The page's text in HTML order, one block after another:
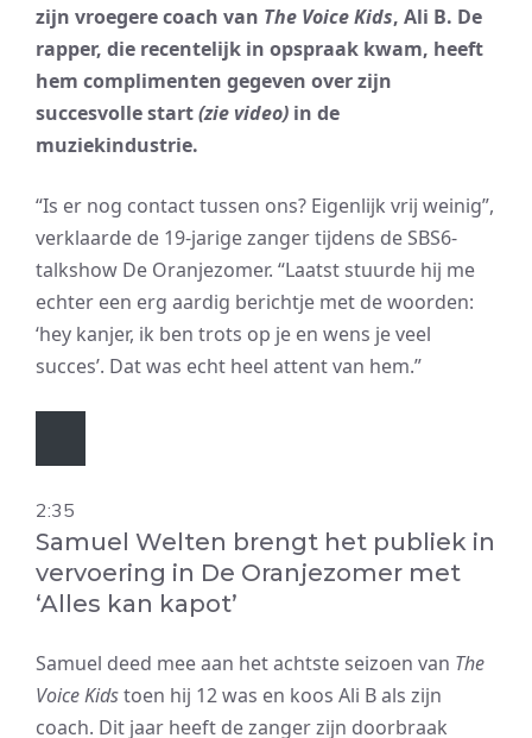
zijn vroegere coach van The Voice Kids, Ali B. De
rapper, die recentelijk in opspraak kwam, heeft
hem complimenten gegeven over zijn
succesvolle start(zie video) in de
muziekindustrie.
“Is er nog contact tussen ons? Eigenlijk vrij weinig”,
verklaarde de 19-jarige zanger tijdens de SBS6-
talkshow De Oranjezomer. “Laatst stuurde hij me
echter een erg aardig berichtje met de woorden:
‘hey kanjer, ik ben trots op je en wens je veel
succes’. Dat was echt heel attent van hem.”
2:35
Samuel Welten brengt het publiek in
vervoering in De Oranjezomer met
‘Alles kan kapot’
Samuel deed mee aan het achtste seizoen van The
Voice Kidstoen hij 12 was en koos Ali B als zijn
coach. Dit jaar heeft de zanger zijn doorbraak